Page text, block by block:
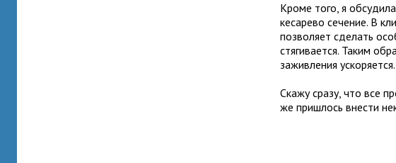
Кроме того, я
кесарево сечение. В
позволяет сделать
стягивается. Таким
заживления ускоряется.
Скажу сразу, что все
же пришлось внести